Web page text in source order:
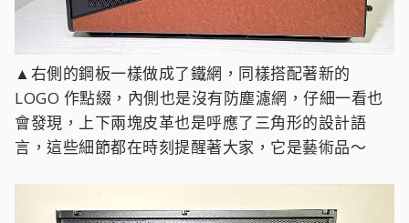
▲右側的鋼板一樣做成了鐵網，同樣搭配著新的
LOGO 作點綴，內側也是沒有防塵濾網，仔細一看也
會發現，上下兩塊皮革也是呼應了三角形的設計語
言，這些細節都在時刻提醒著大家，它是藝術品～